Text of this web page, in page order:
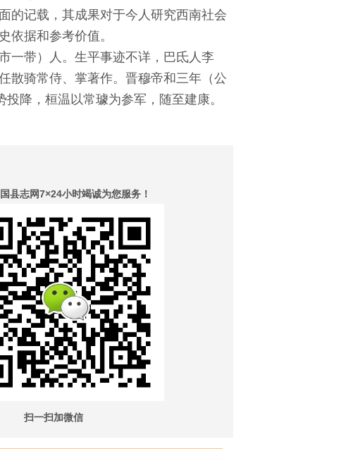
的记载，其成果对于今人研究西南社会
依据和参考价值。
一带）人。生平事迹不详，巴氐人李
散骑常侍、掌著作。晋穆帝和三年（公
降，桓温以常璩为参军，随至建康。
县志网7×24小时竭诚为您服务！
扫一扫加微信